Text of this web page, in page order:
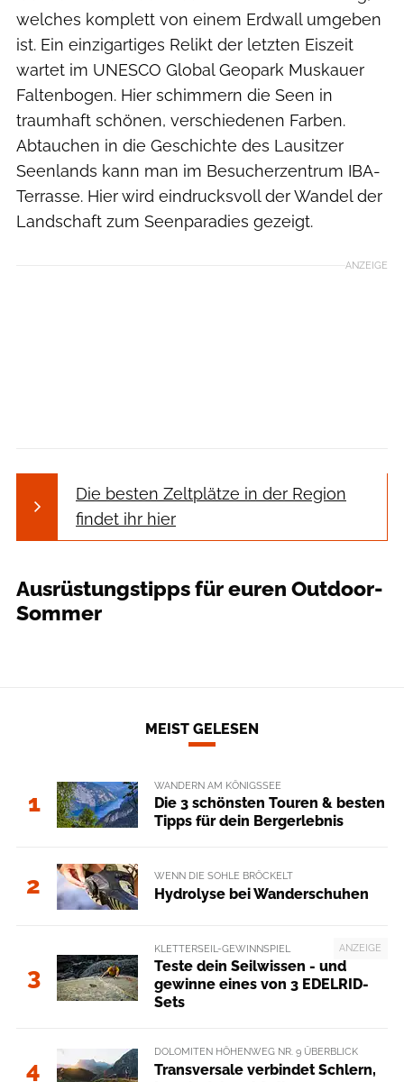
welches komplett von einem Erdwall umgeben
ist. Ein einzigartiges Relikt der letzten Eiszeit
wartet im UNESCO Global Geopark Muskauer
Faltenbogen. Hier schimmern die Seen in
traumhaft schönen, verschiedenen Farben.
Abtauchen in die Geschichte des Lausitzer
Seenlands kann man im Besucherzentrum IBA-
Terrasse. Hier wird eindrucksvoll der Wandel der
Landschaft zum Seenparadies gezeigt.
ANZEIGE
Die besten Zeltplätze in der Region
findet ihr hier
Ausrüstungstipps für euren Outdoor-
Sommer
MEIST GELESEN
1
WANDERN AM KÖNIGSSEE
Die 3 schönsten Touren & besten
Tipps für dein Bergerlebnis
2 WENN DIE SOHLE BRÖCKELT
Hydrolyse bei Wanderschuhen
3
ANZEIGE
KLETTERSEIL-GEWINNSPIEL
Teste dein Seilwissen - und
gewinne eines von 3 EDELRID-
Sets
4
DOLOMITEN HÖHENWEG NR. 9 ÜBERBLICK
Transversale verbindet Schlern,